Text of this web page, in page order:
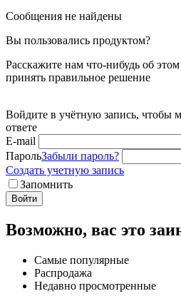
Сообщения не найдены
Вы пользовались продуктом?
Расскажите нам что-нибудь об
принять правильное решение
Войдите в учётную запись, чтобы
ответе
E-mail
ПарольЗабыли пароль?
Создать учетную запись
Запомнить
Войти
Возможно, вас это
Самые популярные
Распродажа
Недавно просмотренные